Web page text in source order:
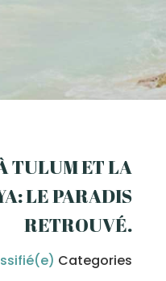
TULUM ET LA
LE PARADIS
RETROUVÉ.
Categories